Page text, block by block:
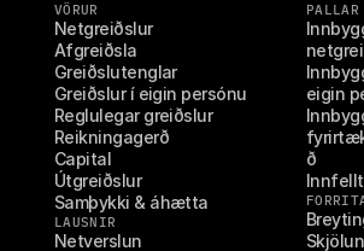
VÖRUR
Netgreiðslur
Afgreiðsla
Greiðslutenglar
Greiðslur í eigin persónu
Reglulegar greiðslur
Reikningagerð
Capital
Útgreiðslur
Samþykki & áhætta
LAUSNIR
Netverslun
PALLAR
eigin
ð
Skjölun